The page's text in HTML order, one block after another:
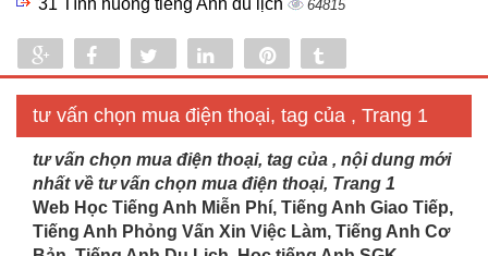
64815
Share Share Tweet Share
tư vấn chọn mua điện thoại, tag của , Trang 1
tư vấn chọn mua điện thoại, tag của , nội dung mới
nhất về tư vấn chọn mua điện thoại, Trang 1
Web Học Tiếng Anh Miễn Phí, Tiếng Anh Giao Tiếp,
Tiếng Anh Phỏng Vấn Xin Việc Làm, Tiếng Anh Cơ